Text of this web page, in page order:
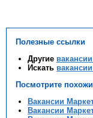
Полезные ссылки
Другие
Искать
Посмотрите
Вакансии
Вакансии